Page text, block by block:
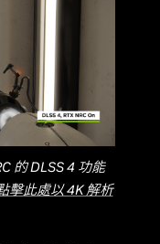
的 DLSS 4 功能
擊此處以 4K 解析